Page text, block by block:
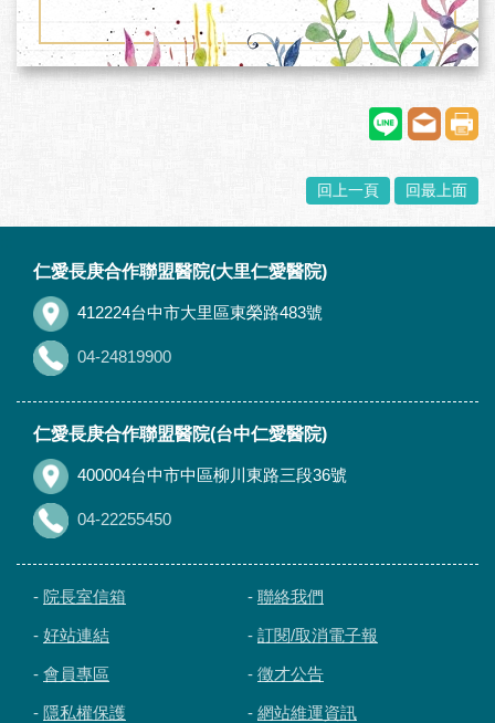
回上一頁 回最上面
仁愛長庚合作聯盟醫院(大里仁愛醫院)
412224台中市大里區東榮路483號
04-24819900
仁愛長庚合作聯盟醫院(台中仁愛醫院)
400004台中市中區柳川東路三段36號
04-22255450
- 院長室信箱 - 聯絡我們
- 好站連結 - 訂閱/取消電子報
- 會員專區 - 徵才公告
- 隱私權保護 - 網站維運資訊